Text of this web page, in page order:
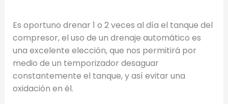
Es oportuno drenar 1 o 2 veces al día el tanque del
compresor, el uso de un drenaje automático es
una excelente elección, que nos permitirá por
medio de un temporizador desaguar
constantemente el tanque, y así evitar una
oxidación en él.